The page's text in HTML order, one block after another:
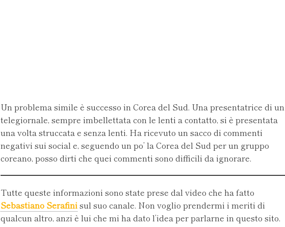
Un problema simile è successo in Corea del Sud. Una presentatrice di un
telegiornale, sempre imbellettata con le lenti a contatto, si è presentata
una volta struccata e senza lenti. Ha ricevuto un sacco di commenti
negativi sui social e, seguendo un po’ la Corea del Sud per un gruppo
coreano, posso dirti che quei commenti sono difficili da ignorare.
Tutte queste informazioni sono state prese dal video che ha fatto
Sebastiano Serafinisul suo canale. Non voglio prendermi i meriti di
qualcun altro, anzi è lui che mi ha dato l’idea per parlarne in questo sito.